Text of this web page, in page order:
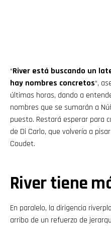
“River está buscando un
hay nombres concretos“,
últimas horas, dando a
nombres que se sumarán a
puesto. Restará esperar para
de Di Carlo, que volvería a
Coudet.
River tiene
En paralelo, la dirigencia
arribo de un refuerzo de